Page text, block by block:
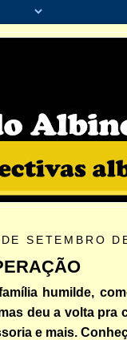
SETEMBRO
humilde,
deu a volta pra
e mais.